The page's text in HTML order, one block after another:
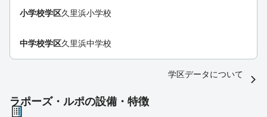
小学校学区久里浜小学校
中学校学区久里浜中学校
学区データについて
ラポーズ・ルポの設備・特徴